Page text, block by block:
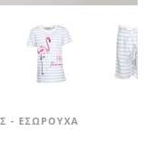
- ΕΣΩΡΟΥΧΑ